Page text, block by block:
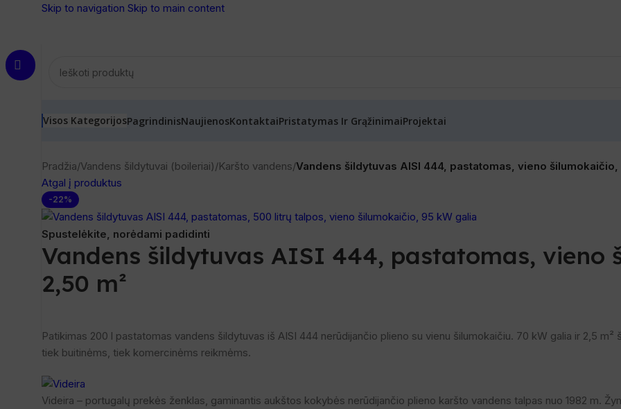
Skip to navigation Skip to main content
Visos KategorijosPagrindinisNaujienosKontaktaiPristatymas Ir GrąžinimaiProjektai
Pradžia/Vandens šildytuvai (boileriai)/Karšto vandens/Vandens šildytuvas AISI 444, pastatomas, vieno šilumokaičio,
Atgal į produktus
-22%
Spustelėkite, norėdami padidinti
Vandens šildytuvas AISI 444, pastatomas, vieno
2,50 m²
Patikimas 200 l pastatomas vandens šildytuvas iš AISI 444 nerūdijančio plieno su vienu šilumokaičiu. 70 kW galia ir 2,5
tiek buitinėms, tiek komercinėms reikmėms.
Videira – portugalų prekės ženklas, gaminantis aukštos kokybės nerūdijančio plieno karšto vandens talpas nuo 1982 m.